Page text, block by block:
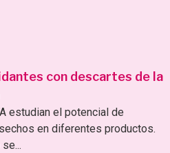
con descartes de la
estudian el potencial de
en diferentes productos.